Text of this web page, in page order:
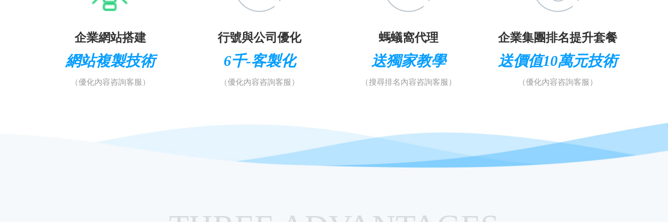
企業網站搭建
網站複製技術
（優化內容咨詢客服）
行號與公司優化
6千-客製化
（優化內容咨詢客服）
螞蟻窩代理
送獨家教學
（搜尋排名內容咨詢客服）
企業集團排名提升套餐
送價值10萬元技術
（優化內容咨詢客服）